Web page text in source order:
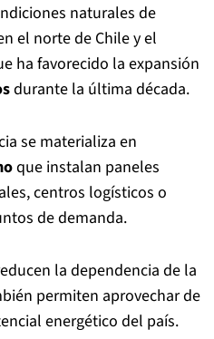
naturales de
el norte de Chile y el
ha favorecido la expansión
durante la última década.
se materializa en
que instalan paneles
centros logísticos o
de demanda.
la dependencia de la
permiten aprovechar de
energético del país.